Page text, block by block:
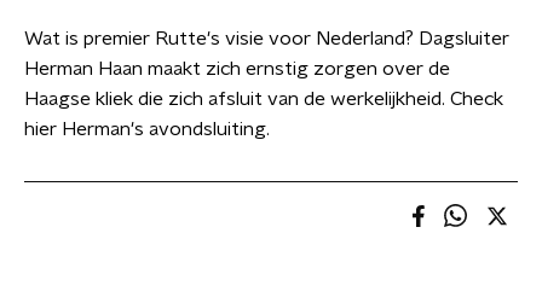
Wat is premier Rutte's visie voor Nederland? Dagsluiter
Herman Haan maakt zich ernstig zorgen over de
Haagse kliek die zich afsluit van de werkelijkheid. Check
hier Herman's avondsluiting.